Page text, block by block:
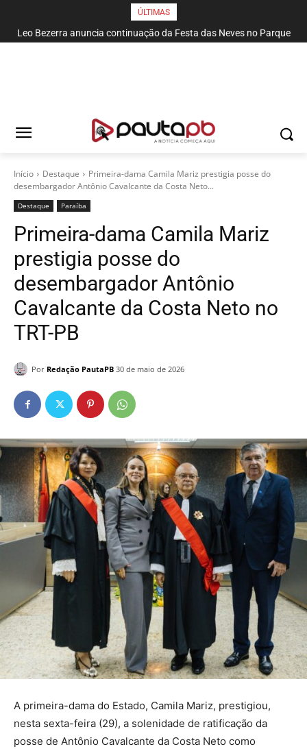
ÚLTIMAS
Leo Bezerra anuncia continuação da Festa das Neves no Parque
Solon de Lucena até domingo
Início Destaque
Primeira-dama Camila Mariz prestigia posse do
desembargador Antônio Cavalcante da Costa Neto...
Destaque Paraí­ba
Primeira-dama Camila Mariz
prestigia posse do
desembargador Antônio
Cavalcante da Costa Neto no
TRT-PB
Por Redação PautaPB 30 de maio de 2026
A primeira-dama do Estado, Camila Mariz, prestigiou,
nesta sexta-feira (29), a solenidade de ratificação da
posse de Antônio Cavalcante da Costa Neto como